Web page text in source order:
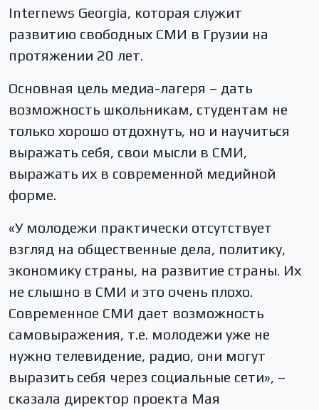
Internews Georgia, которая служит
развитию свободных СМИ в Грузии на
протяжении 20 лет.
Основная цель медиа-лагеря – дать
возможность школьникам, студентам не
только хорошо отдохнуть, но и научиться
выражать себя, свои мысли в СМИ,
выражать их в современной медийной
форме.
«У молодежи практически отсутствует
взгляд на общественные дела, политику,
экономику страны, на развитие страны. Их
не слышно в СМИ и это очень плохо.
Современное СМИ дает возможность
самовыражения, т.е. молодежи уже не
нужно телевидение, радио, они могут
выразить себя через социальные сети», –
сказала директор проекта Мая